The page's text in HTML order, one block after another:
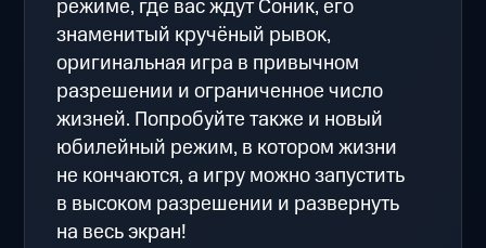
режиме, где вас ждут Соник, его
знаменитый кручёный рывок,
оригинальная игра в привычном
разрешении и ограниченное число
жизней. Попробуйте также и новый
юбилейный режим, в котором жизни
не кончаются, а игру можно запустить
в высоком разрешении и развернуть
на весь экран!